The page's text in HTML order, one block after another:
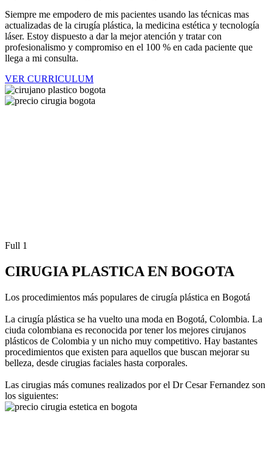
Siempre me empodero de mis pacientes usando las técnicas mas
actualizadas de la cirugía plástica, la medicina estética y tecnología
láser. Estoy dispuesto a dar la mejor atención y tratar con
profesionalismo y compromiso en el 100 % en cada paciente que
llega a mi consulta.
VER CURRICULUM
Full 1
CIRUGIA PLASTICA EN BOGOTA
Los procedimientos más populares de cirugía plástica en Bogotá
La cirugía plástica se ha vuelto una moda en Bogotá, Colombia. La
ciuda colombiana es reconocida por tener los mejores cirujanos
plásticos de Colombia y un nicho muy competitivo. Hay bastantes
procedimientos que existen para aquellos que buscan mejorar su
belleza, desde cirugias faciales hasta corporales.
Las cirugias más comunes realizados por el Dr Cesar Fernandez son
los siguientes: